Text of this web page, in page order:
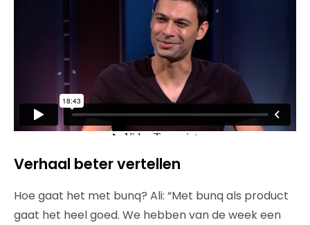
Verhaal beter vertellen
Hoe gaat het met bunq? Ali: “Met bunq als product
gaat het heel goed. We hebben van de week een